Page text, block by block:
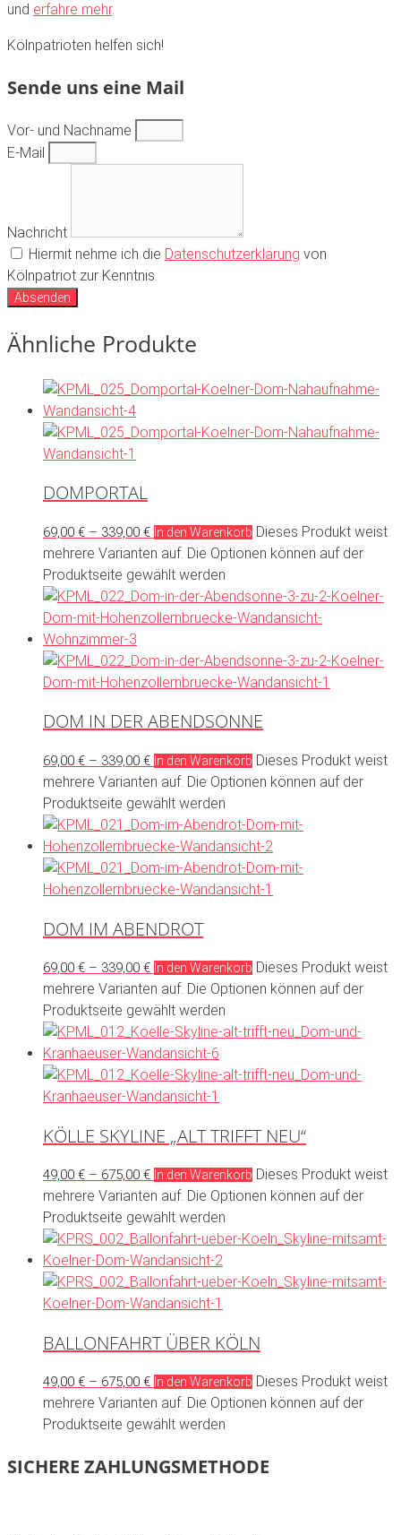
und erfahre mehr.
Kölnpatrioten helfen sich!
Sende uns eine Mail
Vor- und Nachname
E-Mail
Nachricht
Hiermit nehme ich die Datenschutzerklärung von
Kölnpatriot zur Kenntnis.
Absenden
Ähnliche Produkte
DOMPORTAL
69,00 € – 339,00 € In den Warenkorb Dieses Produkt weist
mehrere Varianten auf. Die Optionen können auf der
Produktseite gewählt werden
DOM IN DER ABENDSONNE
69,00 € – 339,00 € In den Warenkorb Dieses Produkt weist
mehrere Varianten auf. Die Optionen können auf der
Produktseite gewählt werden
DOM IM ABENDROT
69,00 € – 339,00 € In den Warenkorb Dieses Produkt weist
mehrere Varianten auf. Die Optionen können auf der
Produktseite gewählt werden
KÖLLE SKYLINE „ALT TRIFFT NEU“
49,00 € – 675,00 € In den Warenkorb Dieses Produkt weist
mehrere Varianten auf. Die Optionen können auf der
Produktseite gewählt werden
BALLONFAHRT ÜBER KÖLN
49,00 € – 675,00 € In den Warenkorb Dieses Produkt weist
mehrere Varianten auf. Die Optionen können auf der
Produktseite gewählt werden
SICHERE ZAHLUNGSMETHODE